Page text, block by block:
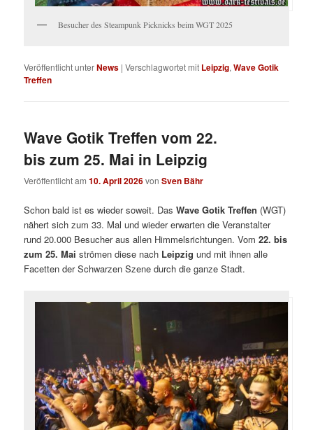
Besucher des Steampunk Picknicks beim WGT 2025
Veröffentlicht unterNews |Verschlagwortet mit Leipzig,Wave Gotik
Treffen
Wave Gotik Treffen vom 22.
bis zum 25. Mai in Leipzig
Veröffentlicht am10. April 2026vonSven Bähr
Schon bald ist es wieder soweit. DasWave Gotik Treffen (WGT)
nähert sich zum 33. Mal und wieder erwarten die Veranstalter
rund 20.000 Besucher aus allen Himmelsrichtungen. Vom22. bis
zum 25. Mai strömen diese nach Leipzig und mit ihnen alle
Facetten der Schwarzen Szene durch die ganze Stadt.